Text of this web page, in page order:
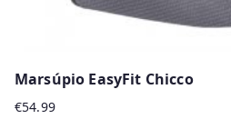
Marsúpio EasyFit Chicco
€54.99